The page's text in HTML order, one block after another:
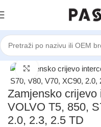
Početna/AUTOMOBILI/
Click to enlarge
Zamjensko crijevo
VOLVO T5, 850,
2.0, 2.3, 2.5 TD